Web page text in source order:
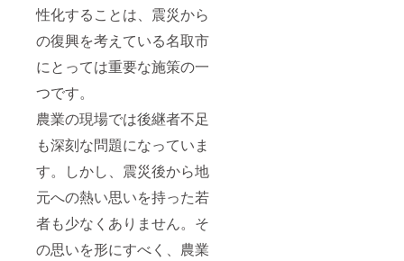
性化することは、震災から
の復興を考えている名取市
にとっては重要な施策の一
つです。
農業の現場では後継者不足
も深刻な問題になっていま
す。しかし、震災後から地
元への熱い思いを持った若
者も少なくありません。そ
の思いを形にすべく、農業